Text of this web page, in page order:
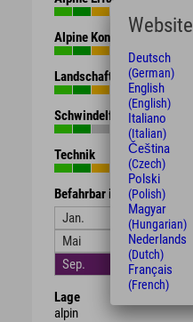
Alpine Kondition
Landschaft
Schwindelfreiheit
Technik
Befahrbar in den Monaten
Jan.
Feb.
Mai
Juni
Sep.
Okt.
Lage
alpin
Website
Deutsch
(German)
English
(English)
Italiano
(Italian)
Čeština
(Czech)
Polski
(Polish)
Magyar
(Hungarian)
Nederlands
(Dutch)
Français
(French)